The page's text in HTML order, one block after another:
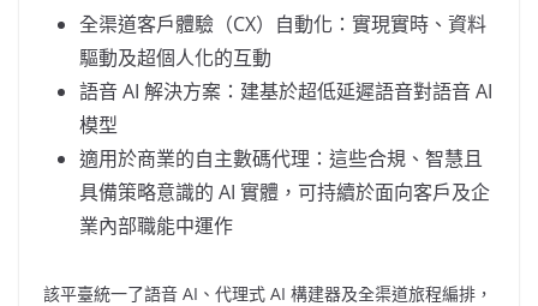
全渠道客戶體驗（CX）自動化：實現實時、資料
驅動及超個人化的互動
語音 AI 解決方案：建基於超低延遲語音對語音 AI
模型
適用於商業的自主數碼代理：這些合規、智慧且
具備策略意識的 AI 實體，可持續於面向客戶及企
業內部職能中運作
該平臺統一了語音 AI、代理式 AI 構建器及全渠道旅程編排，